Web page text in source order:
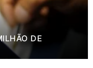
DE